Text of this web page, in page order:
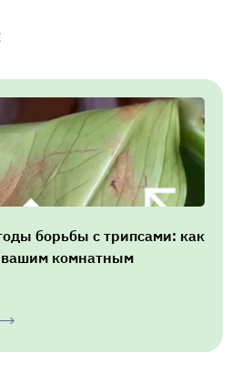
борьбы с трипсами: как
вашим комнатным